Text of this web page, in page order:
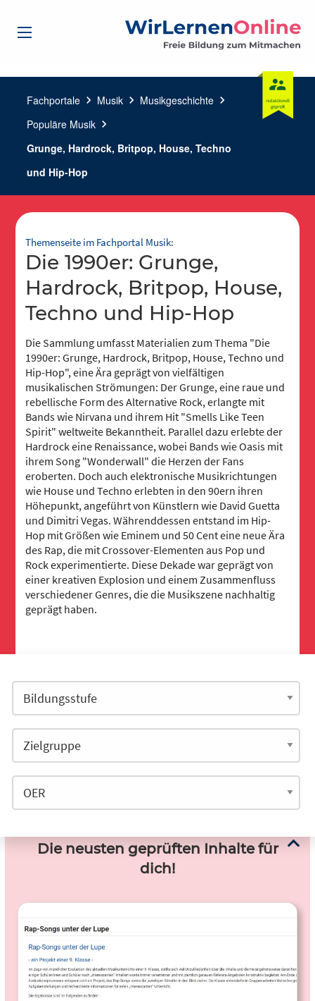
Fachportale chevron_right Musik chevron_right Musikgeschichte chevron_right
Populäre Musik chevron_right
Grunge, Hardrock, Britpop, House, Techno
und Hip-Hop
Themenseite im Fachportal Musik:
Die 1990er: Grunge,
Hardrock, Britpop, House,
Techno und Hip-Hop
Die Sammlung umfasst Materialien zum Thema "Die
1990er: Grunge, Hardrock, Britpop, House, Techno und
Hip-Hop", eine Ära geprägt von vielfältigen
musikalischen Strömungen: Der Grunge, eine raue und
rebellische Form des Alternative Rock, erlangte mit
Bands wie Nirvana und ihrem Hit "Smells Like Teen
Spirit" weltweite Bekanntheit. Parallel dazu erlebte der
Hardrock eine Renaissance, wobei Bands wie Oasis mit
ihrem Song "Wonderwall" die Herzen der Fans
eroberten. Doch auch elektronische Musikrichtungen
wie House und Techno erlebten in den 90ern ihren
Höhepunkt, angeführt von Künstlern wie David Guetta
und Dimitri Vegas. Währenddessen entstand im Hip-
Hop mit Größen wie Eminem und 50 Cent eine neue Ära
des Rap, die mit Crossover-Elementen aus Pop und
Rock experimentierte. Diese Dekade war geprägt von
einer kreativen Explosion und einem Zusammenfluss
verschiedener Genres, die die Musikszene nachhaltig
geprägt haben.
Die neusten geprüften Inhalte für
dich!